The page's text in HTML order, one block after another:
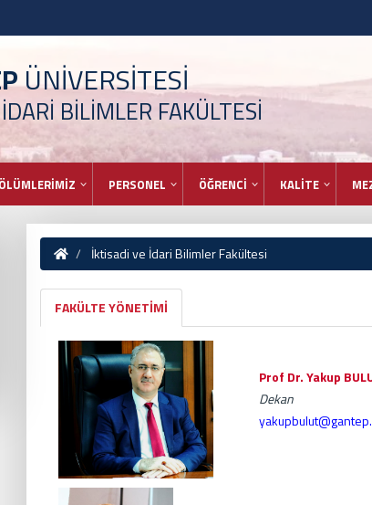
ÜNİVERSİTESİ
BİLİMLER FAKÜLTESİ
PERSONEL ÖĞRENCİ KALİTE
İktisadi ve İdari Bilimler Fakültesi
FAKÜLTE YÖNETİMİ
Prof Dr. Yakup
Dekan